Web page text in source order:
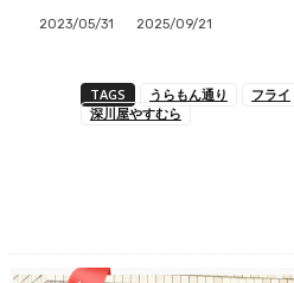
2023/05/31 2025/09/21
TAGS うらもん通り フライ
深川屋やすむら